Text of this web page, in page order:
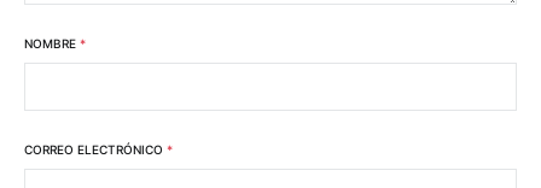
NOMBRE *
CORREO ELECTRÓNICO *